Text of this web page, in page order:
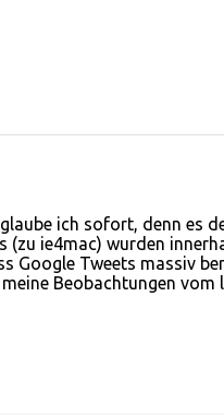
ich sofort, denn es
(zu ie4mac) wurden
Google Tweets massiv
Beobachtungen vom